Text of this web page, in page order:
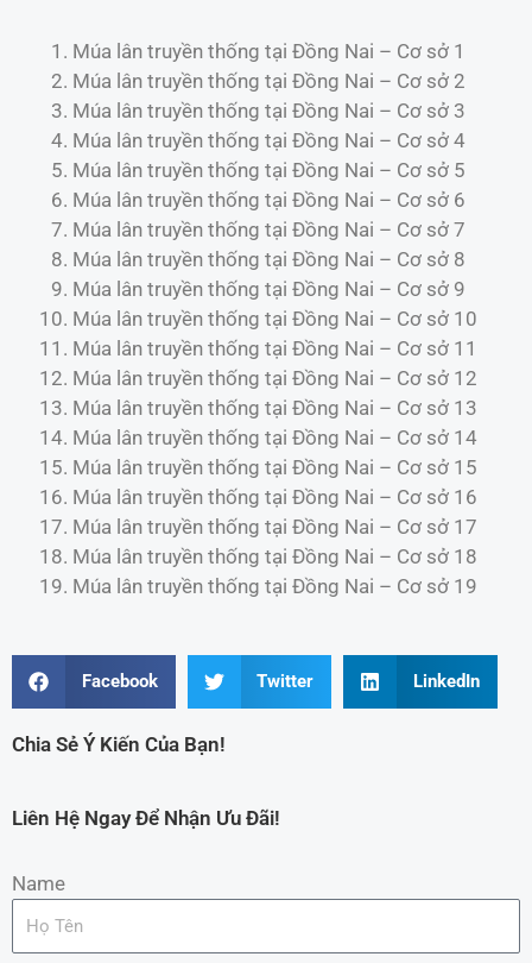
Múa lân truyền thống tại Đồng Nai – Cơ sở 1
Múa lân truyền thống tại Đồng Nai – Cơ sở 2
Múa lân truyền thống tại Đồng Nai – Cơ sở 3
Múa lân truyền thống tại Đồng Nai – Cơ sở 4
Múa lân truyền thống tại Đồng Nai – Cơ sở 5
Múa lân truyền thống tại Đồng Nai – Cơ sở 6
Múa lân truyền thống tại Đồng Nai – Cơ sở 7
Múa lân truyền thống tại Đồng Nai – Cơ sở 8
Múa lân truyền thống tại Đồng Nai – Cơ sở 9
Múa lân truyền thống tại Đồng Nai – Cơ sở 10
Múa lân truyền thống tại Đồng Nai – Cơ sở 11
Múa lân truyền thống tại Đồng Nai – Cơ sở 12
Múa lân truyền thống tại Đồng Nai – Cơ sở 13
Múa lân truyền thống tại Đồng Nai – Cơ sở 14
Múa lân truyền thống tại Đồng Nai – Cơ sở 15
Múa lân truyền thống tại Đồng Nai – Cơ sở 16
Múa lân truyền thống tại Đồng Nai – Cơ sở 17
Múa lân truyền thống tại Đồng Nai – Cơ sở 18
Múa lân truyền thống tại Đồng Nai – Cơ sở 19
Facebook Twitter LinkedIn
Chia Sẻ Ý Kiến Của Bạn!
Liên Hệ Ngay Để Nhận Ưu Đãi!
Name